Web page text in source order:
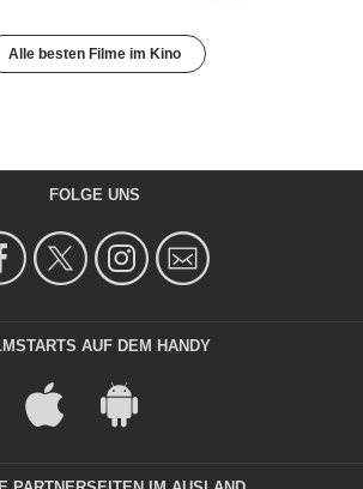
Alle besten Filme im Kino
FOLGE UNS
AUF DEM HANDY